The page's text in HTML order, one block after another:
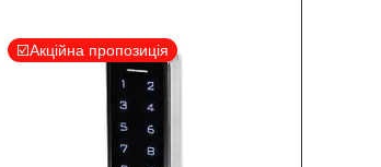
☑️Акційна пропозиція